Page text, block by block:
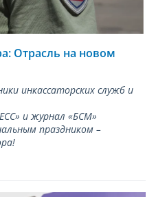
Отрасль на новом
инкассаторских служб и
и журнал «БСМ»
праздником –